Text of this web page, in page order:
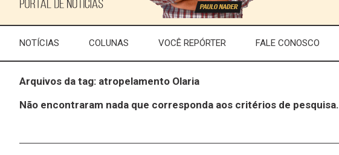
NOTÍCIAS COLUNAS VOCÊ REPÓRTER FALE CONOSCO
Arquivos da tag: atropelamento Olaria
Não encontraram nada que corresponda aos critérios de pesquisa.